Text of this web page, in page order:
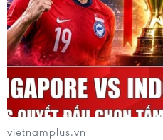
vietnamplus.vn